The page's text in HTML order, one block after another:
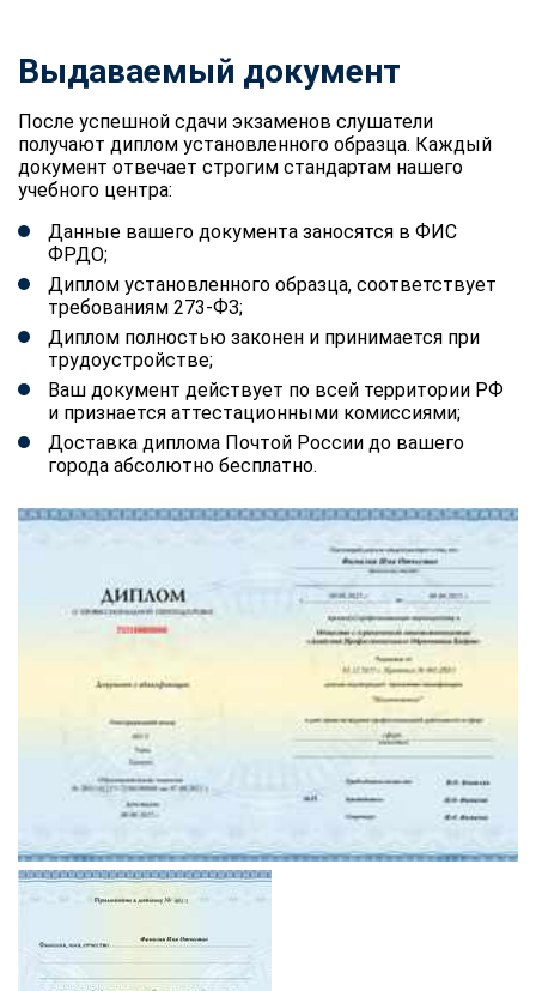
Выдаваемый документ
После успешной сдачи экзаменов слушатели
получают диплом установленного образца. Каждый
документ отвечает строгим стандартам нашего
учебного центра:
Данные вашего документа заносятся в ФИС
ФРДО;
Диплом установленного образца, соответствует
требованиям 273-ФЗ;
Диплом полностью законен и принимается при
трудоустройстве;
Ваш документ действует по всей территории РФ
и признается аттестационными комиссиями;
Доставка диплома Почтой России до вашего
города абсолютно бесплатно.